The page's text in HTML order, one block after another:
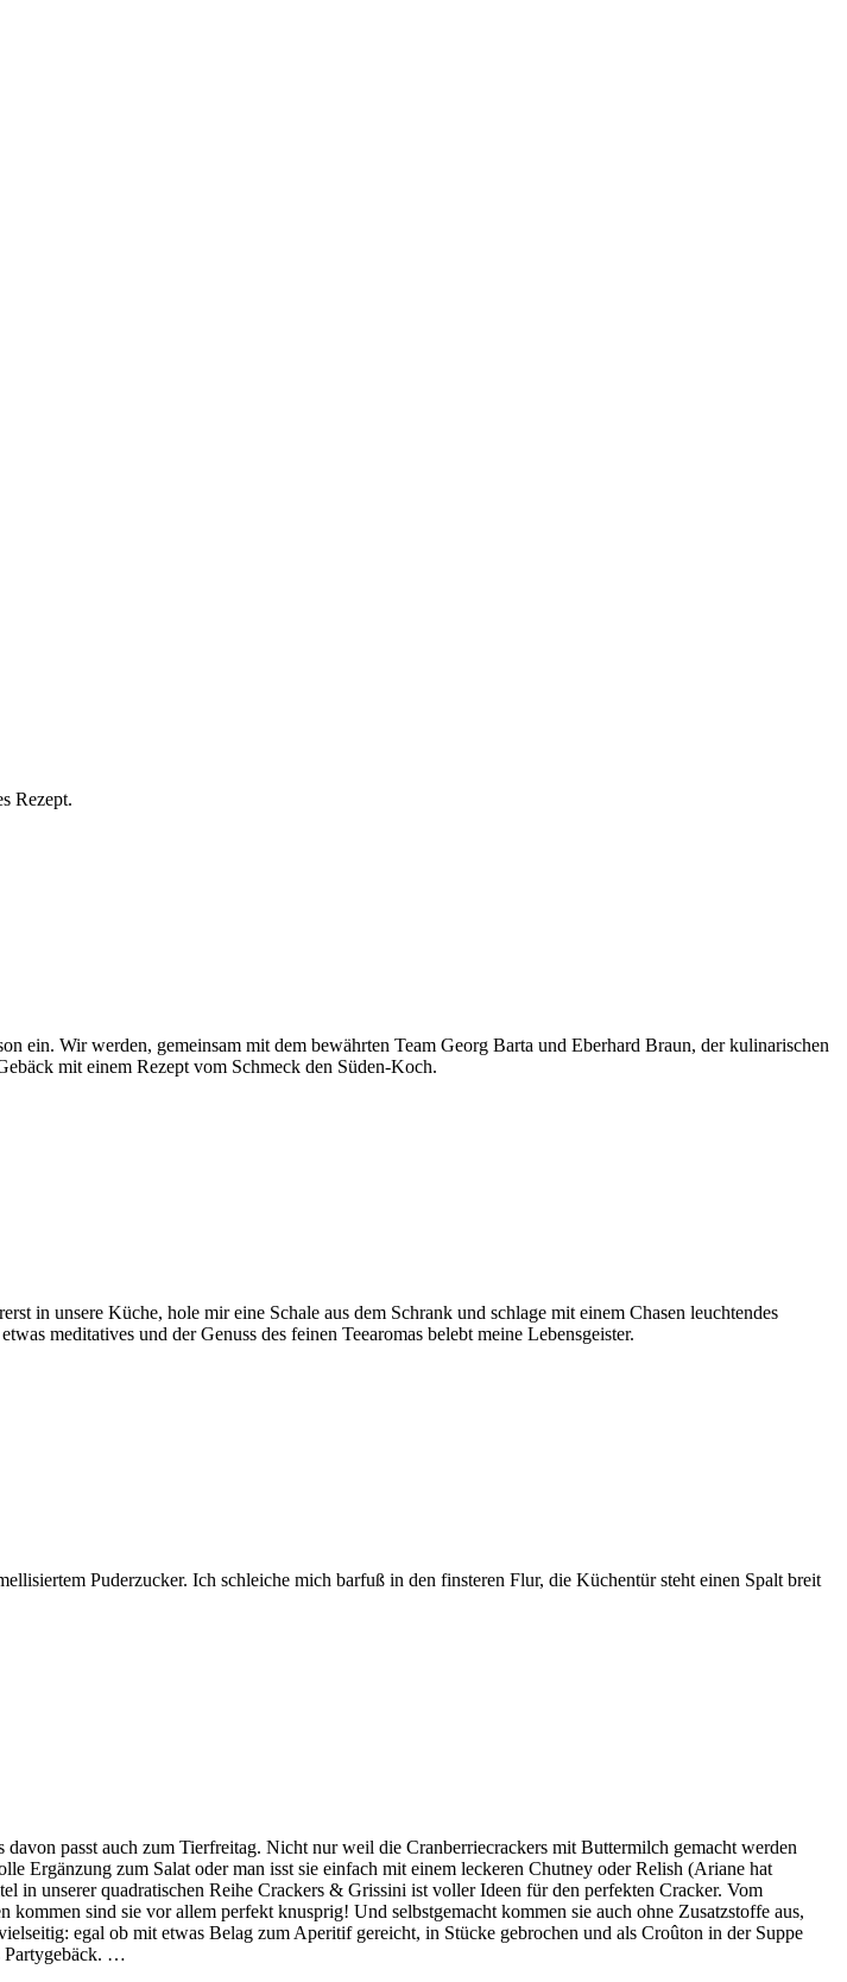
Rezept.
ein. Wir werden, gemeinsam mit dem bewährten Team Georg Barta und Eberhard Braun, der kulinarischen
mit einem Rezept vom Schmeck den Süden-Koch.
in unsere Küche, hole mir eine Schale aus dem Schrank und schlage mit einem Chasen leuchtendes
meditatives und der Genuss des feinen Teearomas belebt meine Lebensgeister.
Puderzucker. Ich schleiche mich barfuß in den finsteren Flur, die Küchentür steht einen Spalt breit
passt auch zum Tierfreitag. Nicht nur weil die Cranberriecrackers mit Buttermilch gemacht werden
Ergänzung zum Salat oder man isst sie einfach mit einem leckeren Chutney oder Relish (Ariane hat
in unserer quadratischen Reihe Crackers & Grissini ist voller Ideen für den perfekten Cracker. Vom
sind sie vor allem perfekt knusprig! Und selbstgemacht kommen sie auch ohne Zusatzstoffe aus,
egal ob mit etwas Belag zum Aperitif gereicht, in Stücke gebrochen und als Croûton in der Suppe
Partygebäck. …